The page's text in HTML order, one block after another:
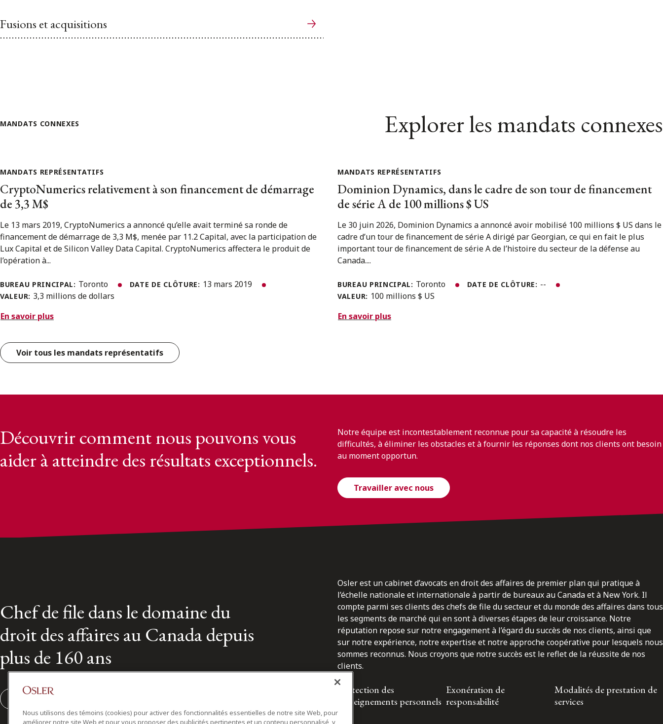
Fusions et acquisitions
MANDATS CONNEXES Explorer les mandats connexes
MANDATS REPRÉSENTATIFS
CryptoNumerics relativement à son financement de démarrage
de 3,3 M$
Le 13 mars 2019, CryptoNumerics a annoncé qu’elle avait terminé sa ronde de
financement de démarrage de 3,3 M$, menée par 11.2 Capital, avec la participation de
Lux Capital et de Silicon Valley Data Capital. CryptoNumerics affectera le produit de
l’opération à...
BUREAU PRINCIPAL: Toronto DATE DE CLÔTURE: 13 mars 2019
VALEUR: 3,3 millions de dollars
En savoir plus
MANDATS REPRÉSENTATIFS
Dominion Dynamics, dans le cadre de son tour de financement
de série A de 100 millions $ US
Le 30 juin 2026, Dominion Dynamics a annoncé avoir mobilisé 100 millions $ US dans le
cadre d’un tour de financement de série A dirigé par Georgian, ce qui en fait le plus
important tour de financement de série A de l’histoire du secteur de la défense au
Canada....
BUREAU PRINCIPAL: Toronto DATE DE CLÔTURE: --
VALEUR: 100 millions $ US
En savoir plus
Voir tous les mandats représentatifs
Découvrir comment nous pouvons vous
aider à atteindre des résultats exceptionnels.
Notre équipe est incontestablement reconnue pour sa capacité à résoudre les
difficultés, à éliminer les obstacles et à fournir les réponses dont nos clients ont besoin
au moment opportun.
Travailler avec nous
Chef de file dans le domaine du
droit des affaires au Canada depuis
plus de 160 ans
Osler est un cabinet d’avocats en droit des affaires de premier plan qui pratique à
l’échelle nationale et internationale à partir de bureaux au Canada et à New York. Il
compte parmi ses clients des chefs de file du secteur et du monde des affaires dans tous
les segments de marché qui en sont à diverses étapes de leur croissance. Notre
réputation repose sur notre engagement à l’égard du succès de nos clients, ainsi que
sur notre expérience, notre expertise et notre approche coopérative pour lesquels nous
sommes reconnus. Nous croyons que notre succès est le reflet de la réussite de nos
clients.
Protection des
renseignements personnels
Exonération de
responsabilité
Modalités de prestation de
services
Nous utilisons des témoins (cookies) pour activer des fonctionnalités essentielles de notre site Web, pour
améliorer notre site Web et pour vous proposer des publicités pertinentes et un contenu personnalisé, y